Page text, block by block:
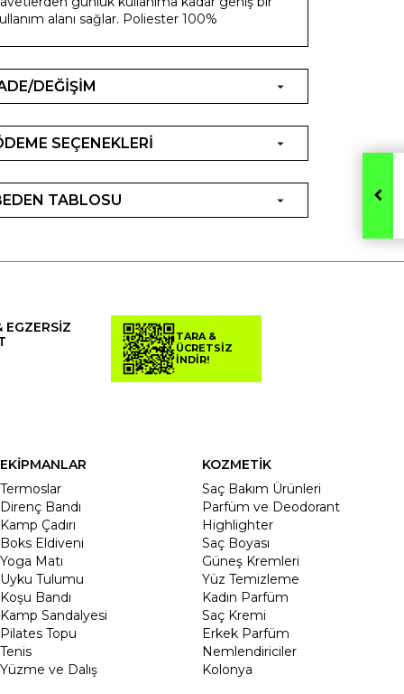
alanı sağlar. Poliester 100%
DEĞİŞİM
SEÇENEKLERİ
TABLOSU
EGZERSİZ
TARA &
ÜCRETSİZ
İNDİR!
EKİPMANLAR
Termoslar
Direnç Bandı
Kamp Çadırı
Boks Eldiveni
Yoga Matı
Uyku Tulumu
Koşu Bandı
Kamp Sandalyesi
Pilates Topu
Tenis
Yüzme ve Dalış
KOZMETİK
Saç Bakım Ürünleri
Parfüm ve Deodorant
Highlighter
Saç Boyası
Güneş Kremleri
Yüz Temizleme
Kadın Parfüm
Saç Kremi
Erkek Parfüm
Nemlendiriciler
Kolonya